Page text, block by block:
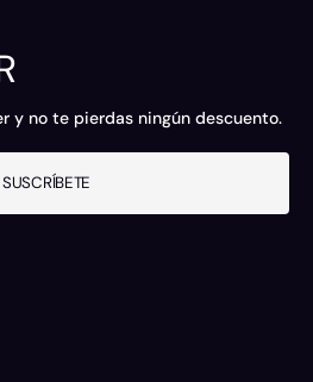
y no te pierdas ningún descuento.
SUSCRÍBETE